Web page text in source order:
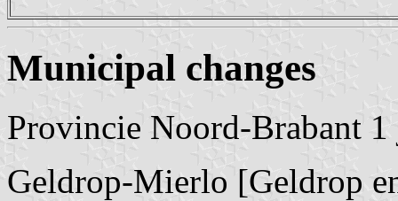
Municipal changes
Provincie Noord-Brabant
Geldrop-Mierlo [Geldrop